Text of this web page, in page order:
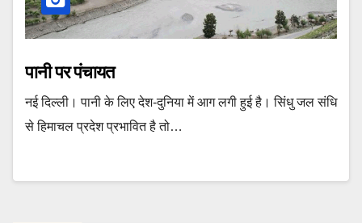
पानी पर पंचायत
नई दिल्‍ली। पानी के लिए देश-दुनिया में आग लगी हुई है। सिंधु जल संधि
से हिमाचल प्रदेश प्रभावित है तो…